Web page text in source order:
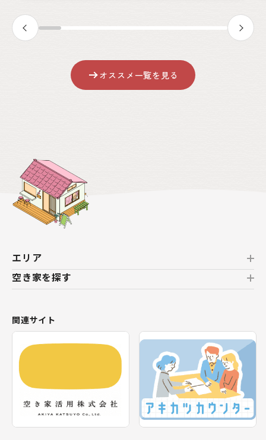
絞込み検索
オススメ一覧を見る
エリア
北海道
東北
関東
神奈川県
甲信越・北陸
空き家を探す
新着の空き家
テーマから探す
エリアから探す
関連サイト